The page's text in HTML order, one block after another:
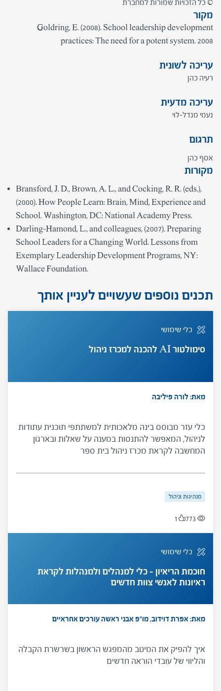
© כל הזכויות שמורות למחברת
מקור
Goldring, E. (2008). School leadership development
practices: The need for a potent system. 2008
עריכה לשונית
רעיה כהן
עריכה מדעית
נעמי מנדל-לוי
תרגום
אסף כהן
מקורות
Bransford, J. D., Brown, A. L., and Cocking, R. R. (eds.),
(2000). How People Learn: Brain, Mind, Experience and
School. Washington, DC: National Academy Press.
Darling-Hamond, L., and colleagues, (2007). Preparing
School Leaders for a Changing World. Lessons from
Exemplary Leadership Development Programs, NY:
Wallace Foundation.
תכנים נוספים שעשויים לעניין אותך
כלי שימושי
סימולטור AI להכנה למכרז ניהול
מאת: לורה פיליבה
כלי עזר מבוסס בינה מלאכותית למשתתפי תוכנית עתודות
לניהול, המאפשר להתנסות במענה על שאלות ובארגון
המחשבה לקראת מכרז ניהול בית ספר
מנהיגות וניהול
773
1
כלי שימושי
חוכמת הריאיון – כלי למנהלים ולמנהלות לקראת
ראיונות לאנשי צוות חדשים
מאת: אפרת דוידוב, מו"פ אבני ראשהעורכים אחראיים
איך להפיק את המיטב מהמפגש הראשון בשרשרת הקבלה
והליווי של עובדי הוראה חדשים